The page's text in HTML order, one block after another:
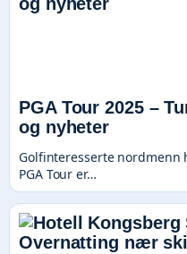
PGA Tour 2025 –
og nyheter
Golfinteresserte nordmenn
PGA Tour er…